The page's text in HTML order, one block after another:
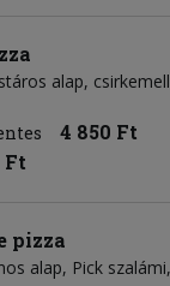
alap csirkemell
4 850 Ft
Ft
pizza
alap Pick szalámi